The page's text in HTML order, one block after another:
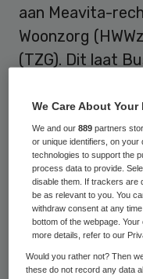
aan Meavita-
Woonzorg
(TZG). Dit laat
er Kaya.
Het verzoek
de klacht die
zorgaanbieders
hebben
We Care About Your
We and our889 partners
or unique identifiers, on
technologies to support the
process data to provide.
disable them. If trackers are
be as relevant to you. You
withdraw consent at any
bottom of the webpage.
more details, refer to our
Would you rather not? Then
these do not record any data